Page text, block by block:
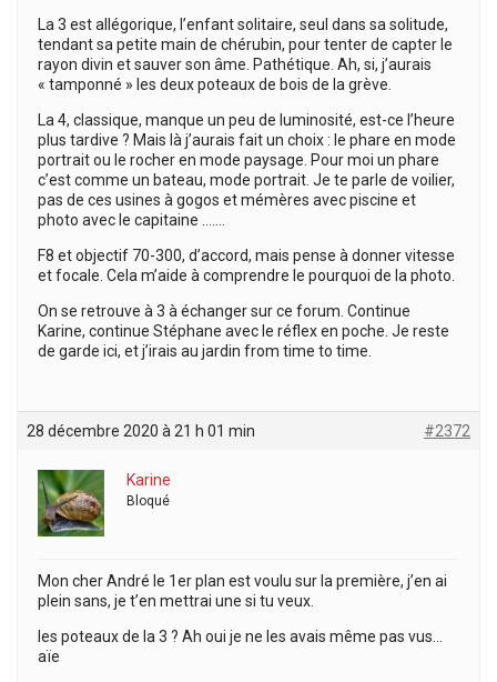
La 3 est allégorique, l’enfant solitaire, seul dans sa solitude,
tendant sa petite main de chérubin, pour tenter de capter le
rayon divin et sauver son âme. Pathétique. Ah, si, j’aurais
« tamponné » les deux poteaux de bois de la grève.
La 4, classique, manque un peu de luminosité, est-ce l’heure
plus tardive ? Mais là j’aurais fait un choix : le phare en mode
portrait ou le rocher en mode paysage. Pour moi un phare
c’est comme un bateau, mode portrait. Je te parle de voilier,
pas de ces usines à gogos et mémères avec piscine et
photo avec le capitaine …….
F8 et objectif 70-300, d’accord, mais pense à donner vitesse
et focale. Cela m’aide à comprendre le pourquoi de la photo.
On se retrouve à 3 à échanger sur ce forum. Continue
Karine, continue Stéphane avec le réflex en poche. Je reste
de garde ici, et j’irais au jardin from time to time.
28 décembre 2020 à 21 h 01 min #2372
Karine
Bloqué
Mon cher André le 1er plan est voulu sur la première, j’en ai
plein sans, je t’en mettrai une si tu veux.
les poteaux de la 3 ? Ah oui je ne les avais même pas vus…
aïe